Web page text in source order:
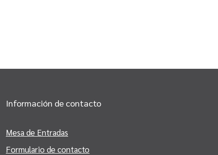
Información de contacto
Mesa de Entradas
Formulario de contacto